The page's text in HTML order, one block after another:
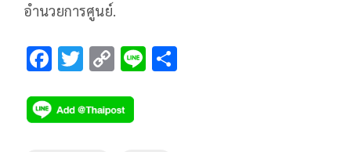
อำนวยการศูนย์.
F
e
b
T
tt
er
C
p
y
Li